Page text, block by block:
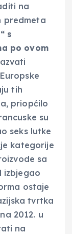
na
predmeta
s
po ovom
tih
priopćilo
su
seks lutke
kategorije
sa
izbjegao
ostaje
tvrtka
2012. u
na